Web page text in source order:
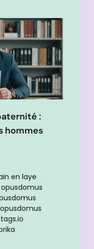
:
hommes
en laye